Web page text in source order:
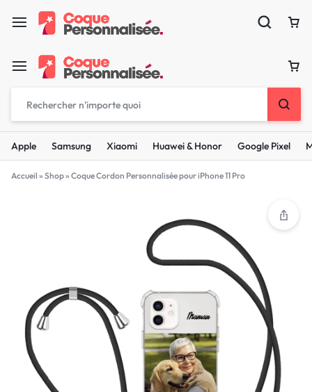
Apple Samsung Xiaomi Huawei & Honor Google Pixel
Accueil » Shop» Coque Cordon Personnalisée pour iPhone 11 Pro